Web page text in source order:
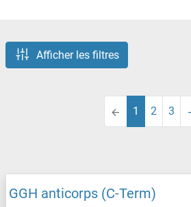
Afficher les filtres
1 2 3
GGH anticorps (C-Term)